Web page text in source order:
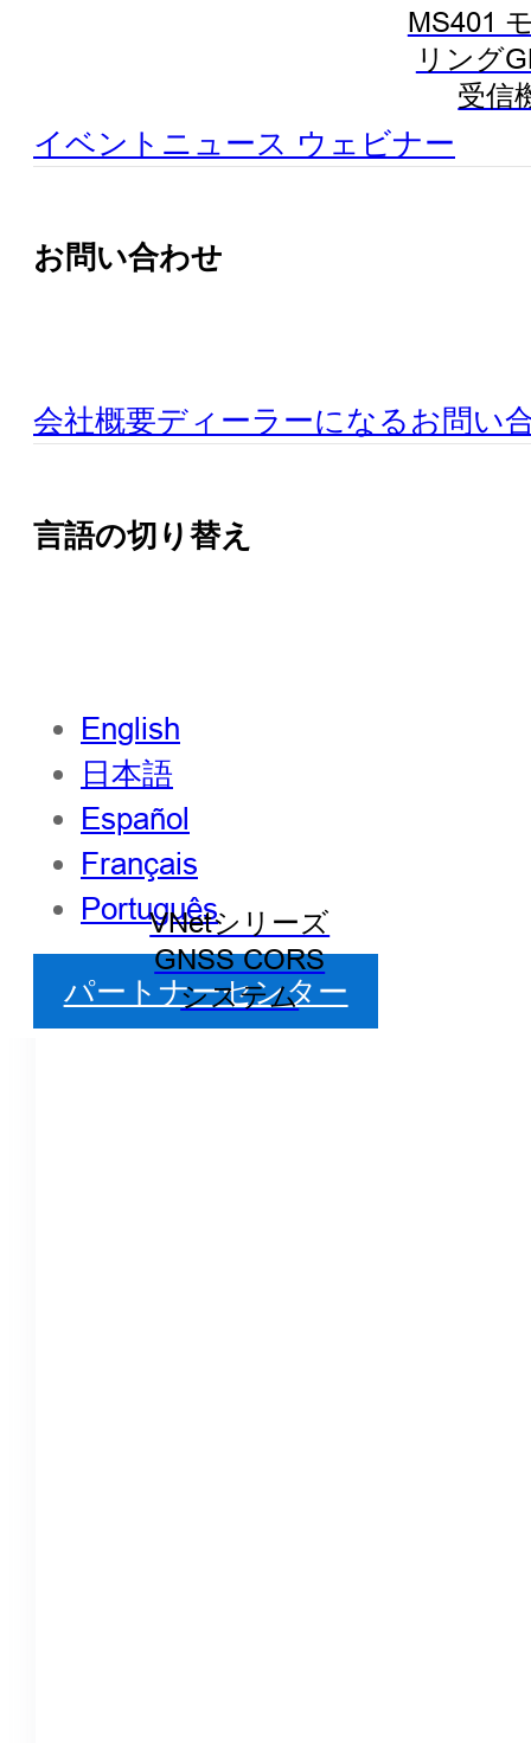
MS401
リング
受信
VNetシリーズ
GNSS CORS
システム
イベント ニュース ウェビナー
お問い合わせ
会社概要ディーラーになるお問い
言語の切り替え
English
日本語
Español
Français
Português
パートナーセンター